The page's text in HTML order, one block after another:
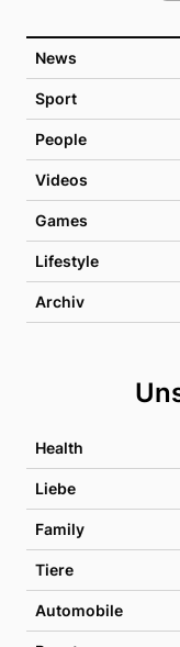
News
Sport
People
Videos
Games
Lifestyle
Archiv
Health
Liebe
Family
Tiere
Automobile